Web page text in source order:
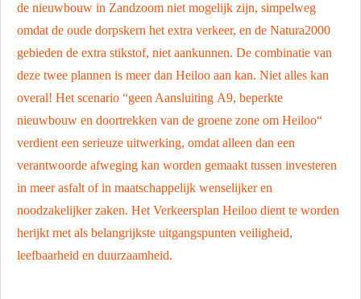
de nieuwbouw in Zandzoom niet mogelijk zijn, simpelweg
omdat de oude dorpskern het extra verkeer, en de Natura2000
gebieden de extra stikstof, niet aankunnen. De combinatie van
deze twee plannen is meer dan Heiloo aan kan. Niet alles kan
overal! Het scenario “geen Aansluiting A9, beperkte
nieuwbouw en doortrekken van de groene zone om Heiloo“
verdient een serieuze uitwerking, omdat alleen dan een
verantwoorde afweging kan worden gemaakt tussen investeren
in meer asfalt of in maatschappelijk wenselijker en
noodzakelijker zaken. Het Verkeersplan Heiloo dient te worden
herijkt met als belangrijkste uitgangspunten veiligheid,
leefbaarheid en duurzaamheid.